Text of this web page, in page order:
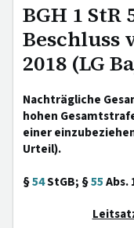
BGH 1 StR
Beschluss
2018 (LG
Nachträgliche
hohen
einer
Urteil).
§54StGB; §55Abs.